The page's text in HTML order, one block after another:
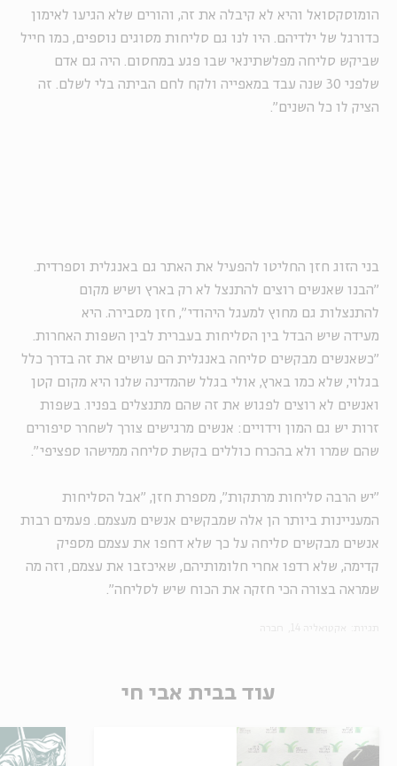
הומוסקסואל והיא לא קיבלה את זה, והורים שלא הגיעו לאימון
כדורגל של ילדיהם. היו לנו גם סליחות מסוגים נוספים, כמו חייל
שביקש סליחה מפלשתינאי שבו פגע במחסום. היה גם אדם
שלפני 30 שנה עבד במאפייה ולקח לחם הביתה בלי לשלם. זה
הציק לו כל השנים".
בני הזוג חזן החליטו להפעיל את האתר גם באנגלית וספרדית.
"הבנו שאנשים רוצים להתנצל לא רק בארץ ושיש מקום
להתנצלות גם מחוץ למעגל היהודי", חזן מסבירה. היא
מעידה שיש הבדל בין הסליחות בעברית לבין השפות האחרות.
"כשאנשים מבקשים סליחה באנגלית הם עושים את זה בדרך כלל
בגלוי, שלא כמו בארץ, אולי בגלל שהמדינה שלנו היא מקום קטן
ואנשים לא רוצים לפגוש את זה שהם מתנצלים בפניו. בשפות
זרות יש גם המון וידויים: אנשים מרגישים צורך לשחרר סיפורים
שהם שמרו ולא בהכרח כוללים בקשת סליחה ממישהו ספציפי".
"יש הרבה סליחות מרתקות", מספרת חזן, "אבל הסליחות
המעניינות ביותר הן אלה שמבקשים אנשים מעצמם. פעמים רבות
אנשים מבקשים סליחה על כך שלא דחפו את עצמם מספיק
קדימה, שלא רדפו אחרי חלומותיהם, שאיכזבו את עצמם, וזה מה
שמראה בצורה הכי חזקה את הכוח שיש לסליחה".
עוד בבית אבי חי